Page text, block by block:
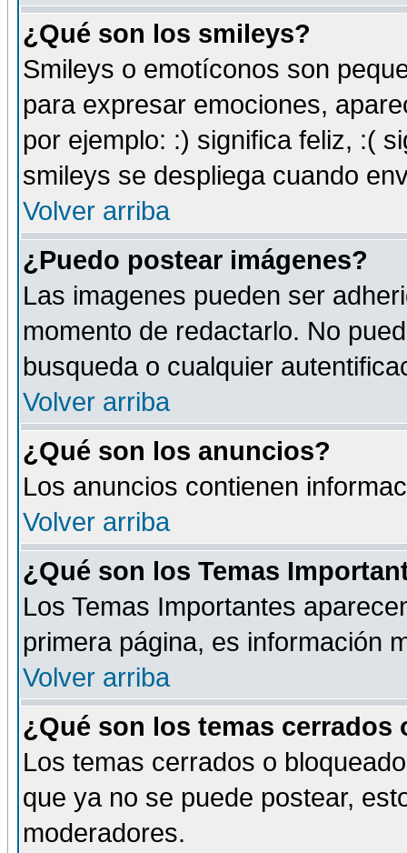
¿Qué son los smileys?
Smileys o emotíconos son
para expresar emociones,
por ejemplo: :) significa feliz, :(
smileys se despliega cuando
Volver arriba
¿Puedo postear imágenes?
Las imagenes pueden ser
momento de redactarlo. No
busqueda o cualquier
Volver arriba
¿Qué son los anuncios?
Los anuncios contienen
Volver arriba
¿Qué son los Temas
Los Temas Importantes
primera página, es información
Volver arriba
¿Qué son los temas cerrados
Los temas cerrados o
que ya no se puede postear,
moderadores.